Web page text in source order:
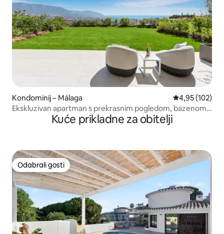
Kondominij – Málaga Prosječna
4,95 (102)
Ekskluzivan apartman s prekrasnim pogledom, bazenom i
Kuće prikladne za obitelji
Odabrali gosti
Odabrali gosti